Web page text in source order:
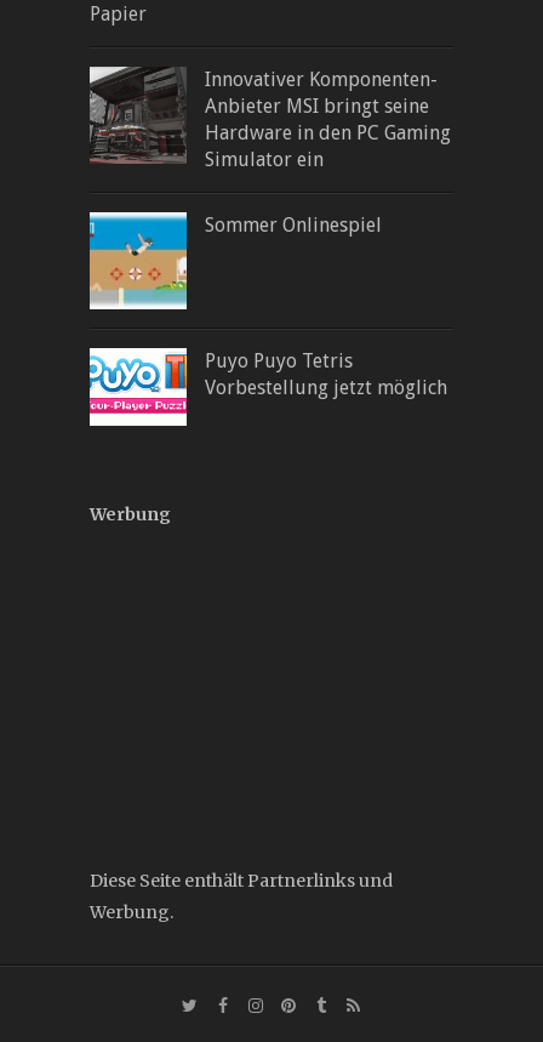
Papier
Innovativer Komponenten-
Anbieter MSI bringt seine
Hardware in den PC Gaming
Simulator ein
Sommer Onlinespiel
Puyo Puyo Tetris
Vorbestellung jetzt möglich
Werbung
Diese Seite enthält Partnerlinks und
Werbung.